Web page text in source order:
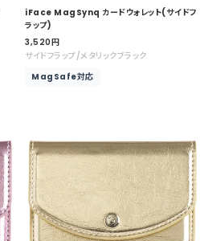
iFace MagSynq カードウォレット(サイドフ
ラップ)
セ
ー
価
3,520円
サイドフラップ/メタリックブラック
MagSafe対応